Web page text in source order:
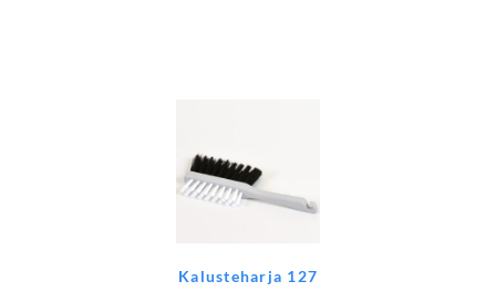
Kalusteharja 127